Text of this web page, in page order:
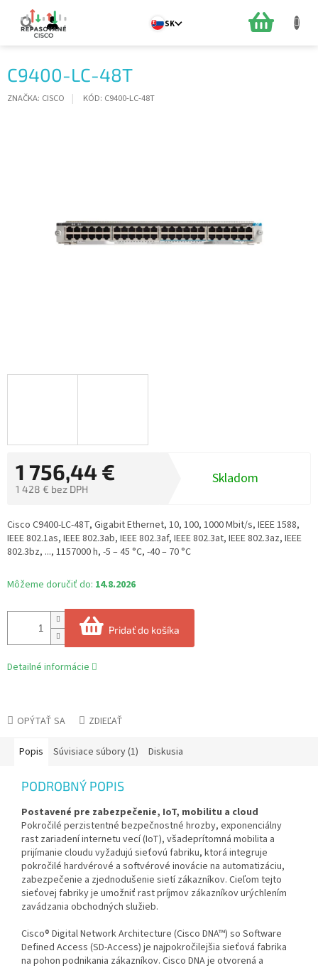
obsah
SK
C9400-LC-48T
ZNAČKA: CISCO KÓD: C9400-LC-48T
1 756,44 €
1 428 € bez DPH
cena:
Skladom
Môžeme doručiť do: 14.8.2026
Pridať do košíka
Cisco C9400-LC-48T, Gigabit Ethernet, 10, 100, 1000 Mbit/s, IEEE 1588,
IEEE 802.1as, IEEE 802.3ab, IEEE 802.3af, IEEE 802.3at, IEEE 802.3az, IEEE
802.3bz, ..., 1157000 h, -5 – 45 °C, -40 – 70 °C
Detailné informácie
OPÝTAŤ SA ZDIEĽAŤ
Popis Súvisiace súbory (1) Diskusia
PODROBNÝ POPIS
Postavené pre zabezpečenie, IoT, mobilitu a cloud
Pokročilé perzistentné bezpečnostné hrozby, exponenciálny
rast zariadení internetu vecí (IoT), všadeprítomná mobilita a
prijímanie cloudu vyžadujú sieťovú fabriku, ktorá integruje
pokročilé hardvérové a softvérové inovácie na automatizáciu,
zabezpečenie a zjednodušenie sietí zákazníkov. Cieľom tejto
sieťovej fabriky je umožniť rast príjmov zákazníkov urýchlením
zavádzania obchodných služieb.
Cisco® Digital Network Architecture (Cisco DNA™) so Software
Defined Access (SD-Access) je najpokročilejšia sieťová fabrika
na pohon podnikania zákazníkov. Cisco DNA je otvorená a